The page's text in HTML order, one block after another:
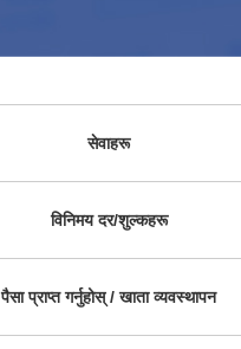
सेवाहरू
विनिमय दर/शुल्कहरू
पैसा प्राप्त गर्नुहोस् / खाता व्यवस्थापन